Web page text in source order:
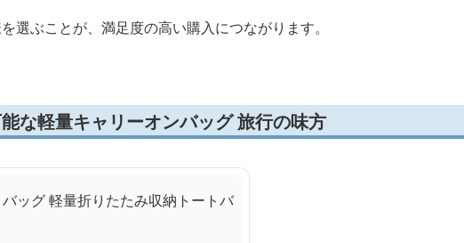
選ぶことが、満足度の高い購入につながります。
な軽量キャリーオンバッグ 旅行の味方